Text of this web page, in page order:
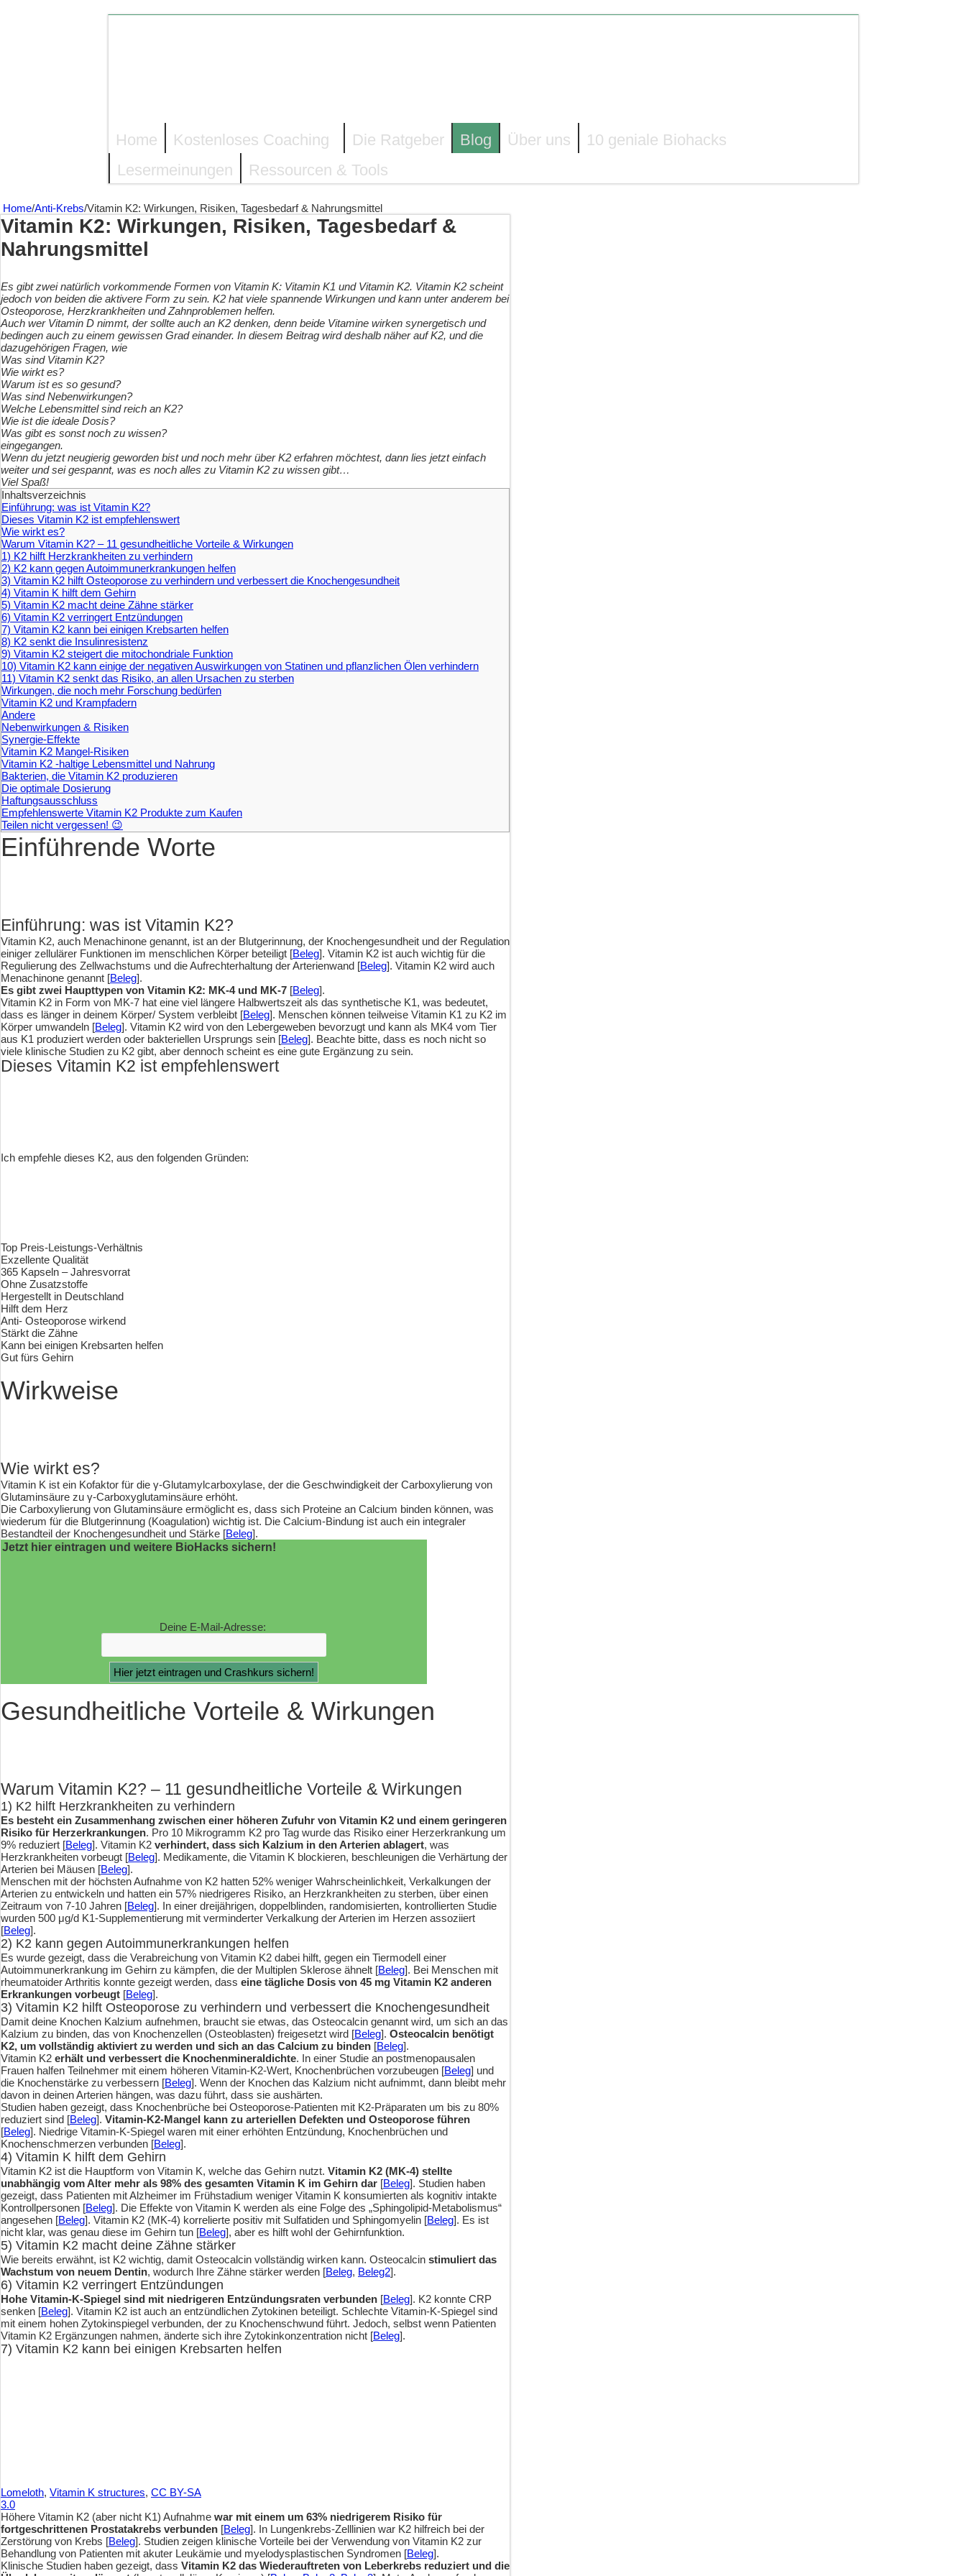
Home Kostenloses Coaching Die Ratgeber Blog Über uns
10 geniale Biohacks
Lesermeinungen
Ressourcen & Tools
Home/Anti-Krebs/Vitamin K2: Wirkungen, Risiken, Tagesbedarf & Nahrungsmittel
Vitamin K2: Wirkungen, Risiken, Tagesbedarf &
Nahrungsmittel
Es gibt zwei natürlich vorkommende Formen von Vitamin K: Vitamin K1 und Vitamin K2. Vitamin K2 scheint
jedoch von beiden die aktivere Form zu sein. K2 hat viele spannende Wirkungen und kann unter anderem bei
Osteoporose, Herzkrankheiten und Zahnproblemen helfen.
Auch wer Vitamin D nimmt, der sollte auch an K2 denken, denn beide Vitamine wirken synergetisch und
bedingen auch zu einem gewissen Grad einander. In diesem Beitrag wird deshalb näher auf K2, und die
dazugehörigen Fragen, wie
Was sind Vitamin K2?
Wie wirkt es?
Warum ist es so gesund?
Was sind Nebenwirkungen?
Welche Lebensmittel sind reich an K2?
Wie ist die ideale Dosis?
Was gibt es sonst noch zu wissen?
eingegangen.
Wenn du jetzt neugierig geworden bist und noch mehr über K2 erfahren möchtest, dann lies jetzt einfach
weiter und sei gespannt, was es noch alles zu Vitamin K2 zu wissen gibt…
Viel Spaß!
Inhaltsverzeichnis
Einführung: was ist Vitamin K2?
Dieses Vitamin K2 ist empfehlenswert
Wie wirkt es?
Warum Vitamin K2? – 11 gesundheitliche Vorteile & Wirkungen
1) K2 hilft Herzkrankheiten zu verhindern
2) K2 kann gegen Autoimmunerkrankungen helfen
3) Vitamin K2 hilft Osteoporose zu verhindern und verbessert die Knochengesundheit
4) Vitamin K hilft dem Gehirn
5) Vitamin K2 macht deine Zähne stärker
6) Vitamin K2 verringert Entzündungen
7) Vitamin K2 kann bei einigen Krebsarten helfen
8) K2 senkt die Insulinresistenz
9) Vitamin K2 steigert die mitochondriale Funktion
10) Vitamin K2 kann einige der negativen Auswirkungen von Statinen und pflanzlichen Ölen verhindern
11) Vitamin K2 senkt das Risiko, an allen Ursachen zu sterben
Wirkungen, die noch mehr Forschung bedürfen
Vitamin K2 und Krampfadern
Andere
Nebenwirkungen & Risiken
Synergie-Effekte
Vitamin K2 Mangel-Risiken
Vitamin K2 -haltige Lebensmittel und Nahrung
Bakterien, die Vitamin K2 produzieren
Die optimale Dosierung
Haftungsausschluss
Empfehlenswerte Vitamin K2 Produkte zum Kaufen
Teilen nicht vergessen! 😉
Einführende Worte
Einführung: was ist Vitamin K2?
Vitamin K2, auch Menachinone genannt, ist an der Blutgerinnung, der Knochengesundheit und der Regulation
einiger zellulärer Funktionen im menschlichen Körper beteiligt [Beleg]. Vitamin K2 ist auch wichtig für die
Regulierung des Zellwachstums und die Aufrechterhaltung der Arterienwand [Beleg]. Vitamin K2 wird auch
Menachinone genannt [Beleg].
Es gibt zwei Haupttypen von Vitamin K2: MK-4 und MK-7 [Beleg].
Vitamin K2 in Form von MK-7 hat eine viel längere Halbwertszeit als das synthetische K1, was bedeutet,
dass es länger in deinem Körper/ System verbleibt [Beleg]. Menschen können teilweise Vitamin K1 zu K2 im
Körper umwandeln [Beleg]. Vitamin K2 wird von den Lebergeweben bevorzugt und kann als MK4 vom Tier
aus K1 produziert werden oder bakteriellen Ursprungs sein [Beleg]. Beachte bitte, dass es noch nicht so
viele klinische Studien zu K2 gibt, aber dennoch scheint es eine gute Ergänzung zu sein.
Dieses Vitamin K2 ist empfehlenswert
Ich empfehle dieses K2, aus den folgenden Gründen:
Top Preis-Leistungs-Verhältnis
Exzellente Qualität
365 Kapseln – Jahresvorrat
Ohne Zusatzstoffe
Hergestellt in Deutschland
Hilft dem Herz
Anti- Osteoporose wirkend
Stärkt die Zähne
Kann bei einigen Krebsarten helfen
Gut fürs Gehirn
Wirkweise
Wie wirkt es?
Vitamin K ist ein Kofaktor für die γ-Glutamylcarboxylase, der die Geschwindigkeit der Carboxylierung von
Glutaminsäure zu γ-Carboxyglutaminsäure erhöht.
Die Carboxylierung von Glutaminsäure ermöglicht es, dass sich Proteine an Calcium binden können, was
wiederum für die Blutgerinnung (Koagulation) wichtig ist. Die Calcium-Bindung ist auch ein integraler
Bestandteil der Knochengesundheit und Stärke [Beleg].
Jetzt hier eintragen und weitere BioHacks sichern!
Deine E-Mail-Adresse:
Gesundheitliche Vorteile & Wirkungen
Warum Vitamin K2? – 11 gesundheitliche Vorteile & Wirkungen
1) K2 hilft Herzkrankheiten zu verhindern
Es besteht ein Zusammenhang zwischen einer höheren Zufuhr von Vitamin K2 und einem geringeren
Risiko für Herzerkrankungen. Pro 10 Mikrogramm K2 pro Tag wurde das Risiko einer Herzerkrankung um
9% reduziert [Beleg]. Vitamin K2 verhindert, dass sich Kalzium in den Arterien ablagert, was
Herzkrankheiten vorbeugt [Beleg]. Medikamente, die Vitamin K blockieren, beschleunigen die Verhärtung der
Arterien bei Mäusen [Beleg].
Menschen mit der höchsten Aufnahme von K2 hatten 52% weniger Wahrscheinlichkeit, Verkalkungen der
Arterien zu entwickeln und hatten ein 57% niedrigeres Risiko, an Herzkrankheiten zu sterben, über einen
Zeitraum von 7-10 Jahren [Beleg]. In einer dreijährigen, doppelblinden, randomisierten, kontrollierten Studie
wurden 500 μg/d K1-Supplementierung mit verminderter Verkalkung der Arterien im Herzen assoziiert
[Beleg].
2) K2 kann gegen Autoimmunerkrankungen helfen
Es wurde gezeigt, dass die Verabreichung von Vitamin K2 dabei hilft, gegen ein Tiermodell einer
Autoimmunerkrankung im Gehirn zu kämpfen, die der Multiplen Sklerose ähnelt [Beleg]. Bei Menschen mit
rheumatoider Arthritis konnte gezeigt werden, dass eine tägliche Dosis von 45 mg Vitamin K2 anderen
Erkrankungen vorbeugt [Beleg].
3) Vitamin K2 hilft Osteoporose zu verhindern und verbessert die Knochengesundheit
Damit deine Knochen Kalzium aufnehmen, braucht sie etwas, das Osteocalcin genannt wird, um sich an das
Kalzium zu binden, das von Knochenzellen (Osteoblasten) freigesetzt wird [Beleg]. Osteocalcin benötigt
K2, um vollständig aktiviert zu werden und sich an das Calcium zu binden [Beleg].
Vitamin K2 erhält und verbessert die Knochenmineraldichte. In einer Studie an postmenopausalen
Frauen halfen Teilnehmer mit einem höheren Vitamin-K2-Wert, Knochenbrüchen vorzubeugen [Beleg] und
die Knochenstärke zu verbessern [Beleg]. Wenn der Knochen das Kalzium nicht aufnimmt, dann bleibt mehr
davon in deinen Arterien hängen, was dazu führt, dass sie aushärten.
Studien haben gezeigt, dass Knochenbrüche bei Osteoporose-Patienten mit K2-Präparaten um bis zu 80%
reduziert sind [Beleg]. Vitamin-K2-Mangel kann zu arteriellen Defekten und Osteoporose führen
[Beleg]. Niedrige Vitamin-K-Spiegel waren mit einer erhöhten Entzündung, Knochenbrüchen und
Knochenschmerzen verbunden [Beleg].
4) Vitamin K hilft dem Gehirn
Vitamin K2 ist die Hauptform von Vitamin K, welche das Gehirn nutzt. Vitamin K2 (MK-4) stellte
unabhängig vom Alter mehr als 98% des gesamten Vitamin K im Gehirn dar [Beleg]. Studien haben
gezeigt, dass Patienten mit Alzheimer im Frühstadium weniger Vitamin K konsumierten als kognitiv intakte
Kontrollpersonen [Beleg]. Die Effekte von Vitamin K werden als eine Folge des „Sphingolipid-Metabolismus“
angesehen [Beleg]. Vitamin K2 (MK-4) korrelierte positiv mit Sulfatiden und Sphingomyelin [Beleg]. Es ist
nicht klar, was genau diese im Gehirn tun [Beleg], aber es hilft wohl der Gehirnfunktion.
5) Vitamin K2 macht deine Zähne stärker
Wie bereits erwähnt, ist K2 wichtig, damit Osteocalcin vollständig wirken kann. Osteocalcin stimuliert das
Wachstum von neuem Dentin, wodurch Ihre Zähne stärker werden [Beleg, Beleg2].
6) Vitamin K2 verringert Entzündungen
Hohe Vitamin-K-Spiegel sind mit niedrigeren Entzündungsraten verbunden [Beleg]. K2 konnte CRP
senken [Beleg]. Vitamin K2 ist auch an entzündlichen Zytokinen beteiligt. Schlechte Vitamin-K-Spiegel sind
mit einem hohen Zytokinspiegel verbunden, der zu Knochenschwund führt. Jedoch, selbst wenn Patienten
Vitamin K2 Ergänzungen nahmen, änderte sich ihre Zytokinkonzentration nicht [Beleg].
7) Vitamin K2 kann bei einigen Krebsarten helfen
Lomeloth, Vitamin K structures, CC BY-SA
3.0
Höhere Vitamin K2 (aber nicht K1) Aufnahme war mit einem um 63% niedrigerem Risiko für
fortgeschrittenen Prostatakrebs verbunden [Beleg]. In Lungenkrebs-Zelllinien war K2 hilfreich bei der
Zerstörung von Krebs [Beleg]. Studien zeigen klinische Vorteile bei der Verwendung von Vitamin K2 zur
Behandlung von Patienten mit akuter Leukämie und myelodysplastischen Syndromen [Beleg].
Klinische Studien haben gezeigt, dass Vitamin K2 das Wiederauftreten von Leberkrebs reduziert und die